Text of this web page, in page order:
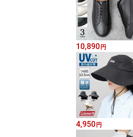
10,890円
4,950円